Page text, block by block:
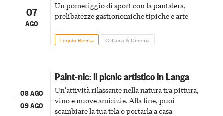
07
AGO
Un pomeriggio di sport con la pantalera,
prelibatezze gastronomiche tipiche e arte
Lequio Berria Cultura & Cinema
08 AGO
09 AGO
Paint-nic: il picnic artistico in Langa
Un'attività rilassante nella natura tra pittura,
vino e nuove amicizie. Alla fine, puoi
scambiare la tua tela o portarla a casa